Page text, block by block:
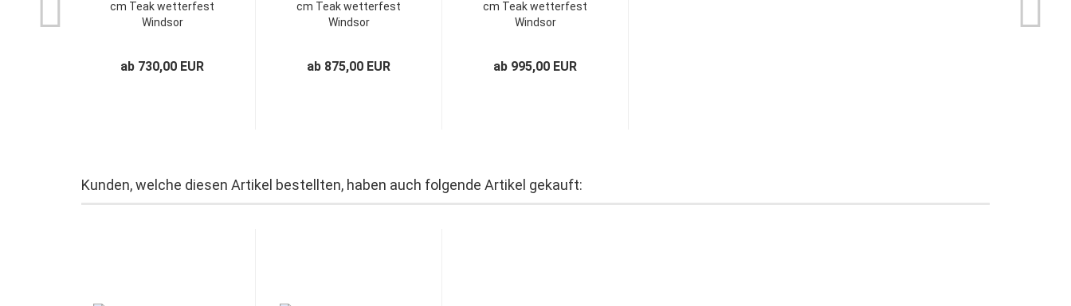
cm Teak wetterfest
Windsor
ab 730,00 EUR
cm Teak wetterfest
Windsor
ab 875,00 EUR
cm Teak wetterfest
Windsor
ab 995,00 EUR
Kunden, welche diesen Artikel bestellten, haben auch folgende Artikel gekauft: